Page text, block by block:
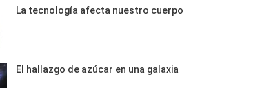
La tecnología afecta nuestro cuerpo
El hallazgo de azúcar en una galaxia